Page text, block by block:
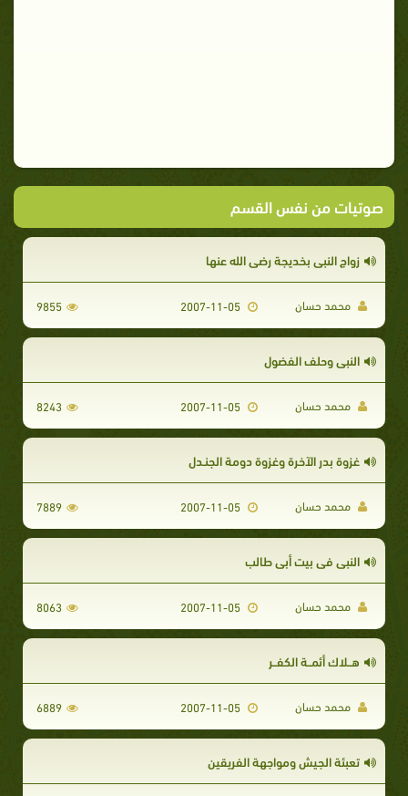
صوتيات من نفس القسم
زواج النبي بخديجة رضي الله عنها
محمد حسان 9855
النبي وحلف الفضول
محمد حسان 8243
غزوة بدر الآخرة وغزوة دومة الجنـدل
محمد حسان 7889
النبي في بيت أبي طالب
محمد حسان 8063
هــلاك أئمــة الكفــر
محمد حسان 6889
تعبئة الجيش ومواجهة الفريقين